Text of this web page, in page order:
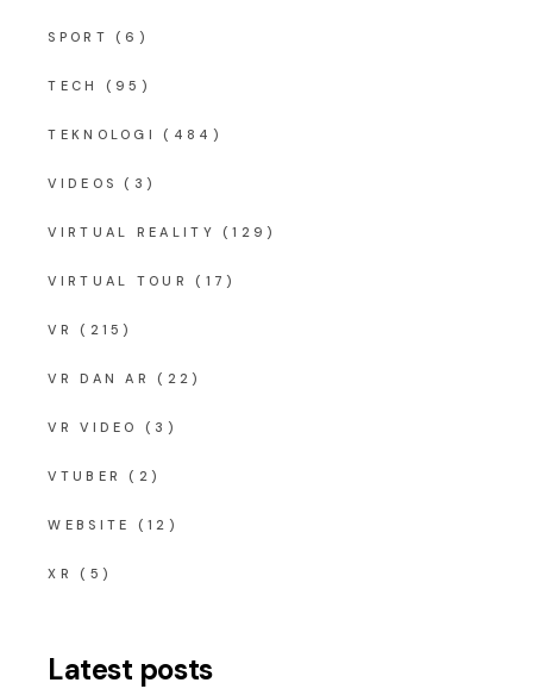
SPORT (6)
TECH (95)
TEKNOLOGI (484)
VIDEOS (3)
VIRTUAL REALITY (129)
VIRTUAL TOUR (17)
VR (215)
VR DAN AR (22)
VR VIDEO (3)
VTUBER (2)
WEBSITE (12)
XR (5)
Latest posts